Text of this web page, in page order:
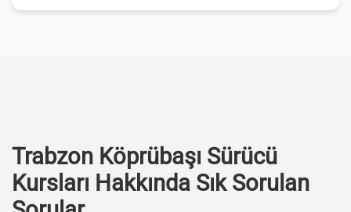
Trabzon Köprübaşı Sürücü
Kursları Hakkında Sık Sorulan